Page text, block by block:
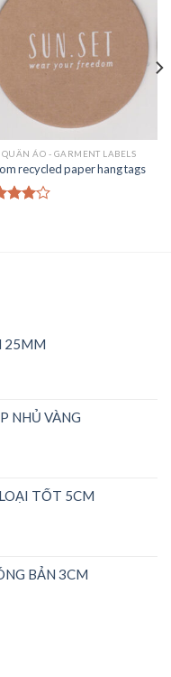
QUẦN ÁO - GARMENT LABELS
recycled paper hang tags
25MM
NHỦ VÀNG
TỐT 5CM
BẢN 3CM